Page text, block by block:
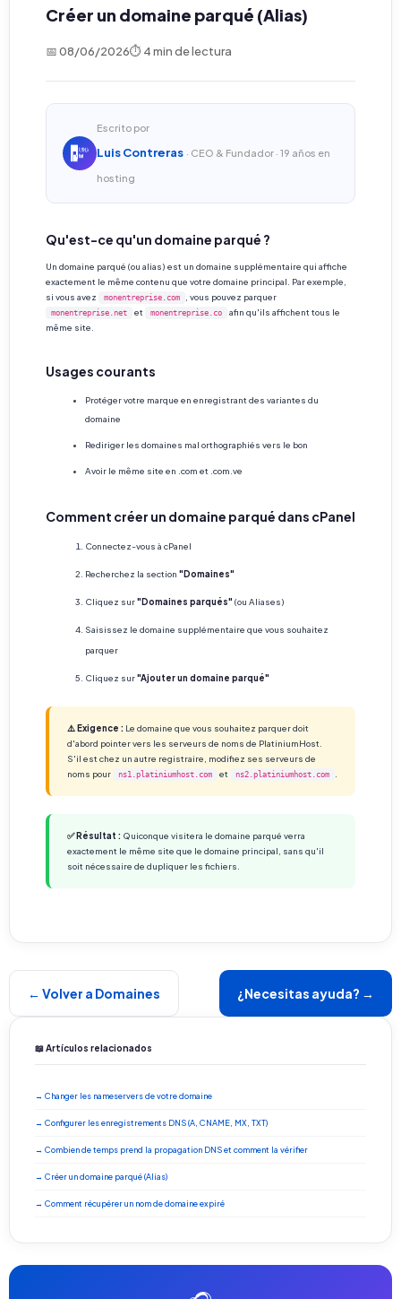
Créer un domaine parqué (Alias)
📅 08/06/2026⏱ 4 min de lectura
Escrito por
Luis Contreras · CEO & Fundador · 19 años en
hosting
Qu'est-ce qu'un domaine parqué ?
Un domaine parqué (ou alias) est un domaine supplémentaire qui affiche
exactement le même contenu que votre domaine principal. Par exemple,
si vous avez
monentreprise.com , vous pouvez parquer
monentreprise.net et monentreprise.co
afin qu'ils affichent tous le
même site.
Usages courants
Protéger votre marque en enregistrant des variantes du
domaine
Rediriger les domaines mal orthographiés vers le bon
Avoir le même site en .com et .com.ve
Comment créer un domaine parqué dans cPanel
Connectez-vous à cPanel
Recherchez la section "Domaines"
Cliquez sur"Domaines parqués" (ou Aliases)
Saisissez le domaine supplémentaire que vous souhaitez
parquer
Cliquez sur"Ajouter un domaine parqué"
⚠️ Exigence : Le domaine que vous souhaitez parquer doit
d'abord pointer vers les serveurs de noms de PlatiniumHost.
S'il est chez un autre registraire, modifiez ses serveurs de
noms pour
ns1.platiniumhost.com et ns2.platiniumhost.com
✅ Résultat : Quiconque visitera le domaine parqué verra
exactement le même site que le domaine principal, sans qu'il
soit nécessaire de dupliquer les fichiers.
← Volver a Domaines ¿Necesitas ayuda? →
📖 Artículos relacionados
→ Changer les nameservers de votre domaine
→ Configurer les enregistrements DNS (A, CNAME, MX, TXT)
→ Combien de temps prend la propagation DNS et comment la vérifier
→ Créer un domaine parqué (Alias)
→ Comment récupérer un nom de domaine expiré